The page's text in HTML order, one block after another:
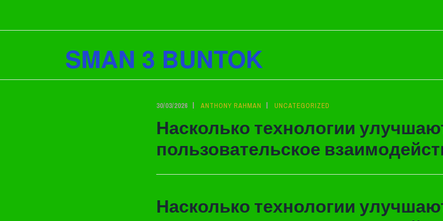
SMAN 3 BUNTOK
30/03/2026 ANTHONY RAHMAN UNCATEGORIZED
Насколько технологии
пользовательское
Насколько технологии